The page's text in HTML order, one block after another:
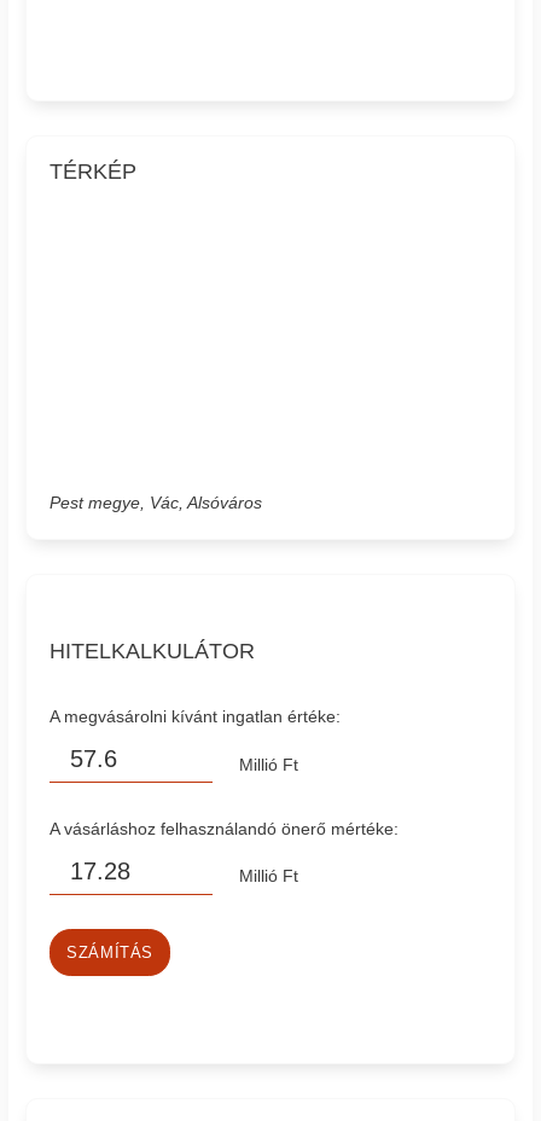
TÉRKÉP
Pest megye, Vác, Alsóváros
HITELKALKULÁTOR
A megvásárolni kívánt ingatlan értéke:
Millió Ft
A vásárláshoz felhasználandó önerő mértéke:
Millió Ft
SZÁMÍTÁS